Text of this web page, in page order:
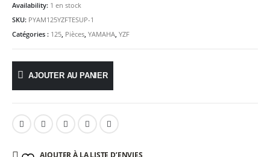
Availability: 1 en stock
SKU: PYAM125YZFTESUP-1
Catégories : 125, Pièces, YAMAHA, YZF
AJOUTER AU PANIER
AJOUTER À LA LISTE D’ENVIES